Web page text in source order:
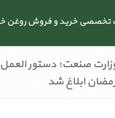
تخصصی خرید و فروش روغن
صنعت؛ دستور العمل
رمضان ابلاغ شد